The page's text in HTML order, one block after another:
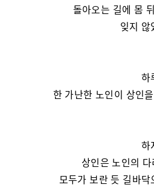
돌아오는 길에 몸
잊지 않
하
한 가난한 노인이 상인
하
상인은 노인의
모두가 보란 듯 길바